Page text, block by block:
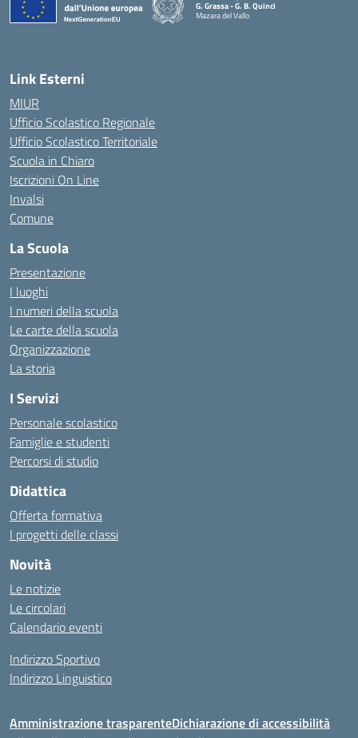
G. Grassa - G. B. Quinci
Mazara del Vallo
Link Esterni
MIUR
Ufficio Scolastico Regionale
Ufficio Scolastico Territoriale
Scuola in Chiaro
Iscrizioni On Line
Invalsi
Comune
La Scuola
Presentazione
I luoghi
I numeri della scuola
Le carte della scuola
Organizzazione
La storia
I Servizi
Personale scolastico
Famiglie e studenti
Percorsi di studio
Didattica
Offerta formativa
I progetti delle classi
Novità
Le notizie
Le circolari
Calendario eventi
Indirizzo Sportivo
Indirizzo Linguistico
Amministrazione trasparenteDichiarazione di accessibilità